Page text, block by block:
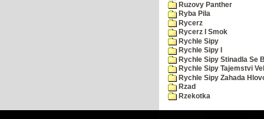
Ruzovy Panther
Ryba Pila
Rycerz
Rycerz I Smok
Rychle Sipy
Rychle Sipy I
Rychle Sipy Stinadla Se
Rychle Sipy Tajemstvi
Rychle Sipy Zahada
Rzad
Rzekotka